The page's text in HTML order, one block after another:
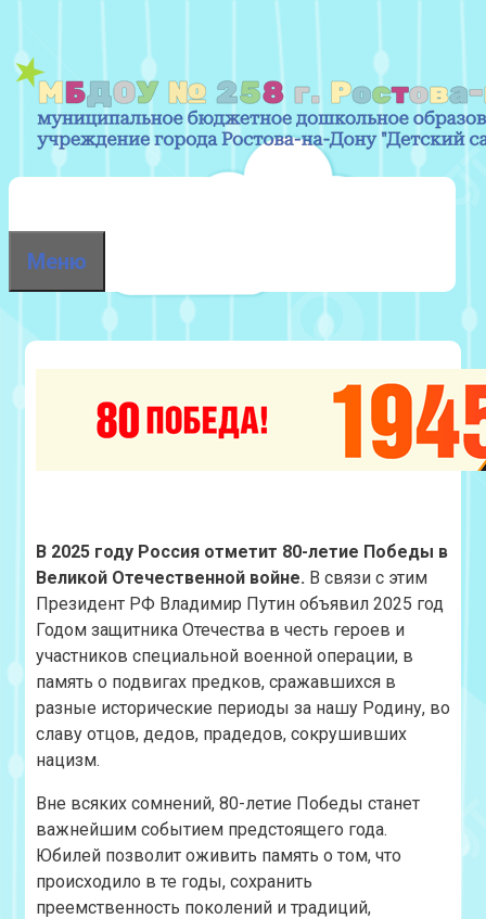
содержимому
Меню
В 2025 году Россия отметит 80-летие Победы в
Великой Отечественной войне. В связи с этим
Президент РФ Владимир Путин объявил 2025 год
Годом защитника Отечества в честь героев и
участников специальной военной операции, в
память о подвигах предков, сражавшихся в
разные исторические периоды за нашу Родину, во
славу отцов, дедов, прадедов, сокрушивших
нацизм.
Вне всяких сомнений, 80-летие Победы станет
важнейшим событием предстоящего года.
Юбилей позволит оживить память о том, что
происходило в те годы, сохранить
преемственность поколений и традиций,